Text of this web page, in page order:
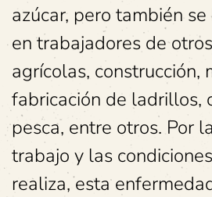
azúcar, pero también
en trabajadores de
agrícolas, construcción,
fabricación de ladrillos,
pesca, entre otros. Por
trabajo y las
realiza, esta